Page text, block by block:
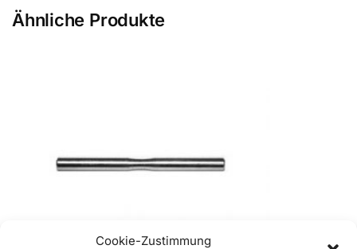
Cookie-Zustimmung
Ähnliche Produkte